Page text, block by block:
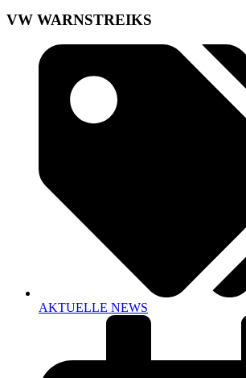
VW WARNSTREIKS
AKTUELLE NEWS